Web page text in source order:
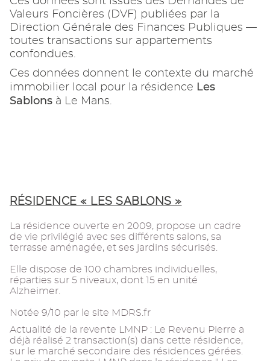
Valeurs Foncières (DVF) publiées par la
Direction Générale des Finances Publiques —
toutes transactions sur appartements
confondues.
Ces données donnent le contexte du marché
immobilier local pour la résidence Les
Sablons à Le Mans.
RÉSIDENCE « LES SABLONS »
La résidence ouverte en 2009, propose un cadre
de vie privilégié avec ses différents salons, sa
terrasse aménagée, et ses jardins sécurisés.
Elle dispose de 100 chambres individuelles,
réparties sur 5 niveaux, dont 15 en unité
Alzheimer.
Notée 9/10 par le site MDRS.fr
Actualité de la revente LMNP : Le Revenu Pierre a
déjà réalisé 2 transaction(s) dans cette résidence,
sur le marché secondaire des résidences gérées.